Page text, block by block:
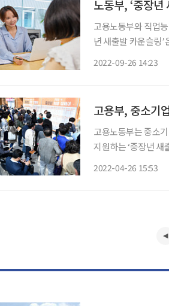
노동부, ‘중장
고용노동부와 직업능
년 새출발 카운슬링
2022-09-26 14:23
고용부, 중소기
고용노동부는 중소
지원하는 ‘중장년 새출발 카운슬링
2022-04-26 15:53